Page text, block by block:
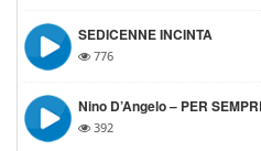
SEDICENNE INCINTA
776
Nino D’Angelo – PER
392